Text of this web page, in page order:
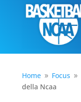
Home 9 Focus 9
della Ncaa